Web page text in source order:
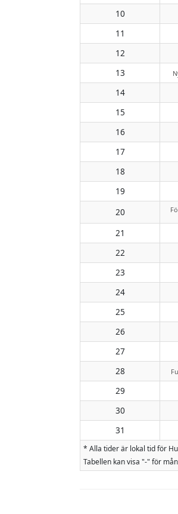
10
11
12
13
14
15
16
17
18
19
20
21
22
23
24
25
26
27
28
29
30
31
* Alla tider är lokal tid för
Tabellen kan visa "-" för